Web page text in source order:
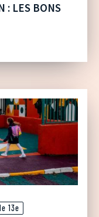
: LES BONS
13e